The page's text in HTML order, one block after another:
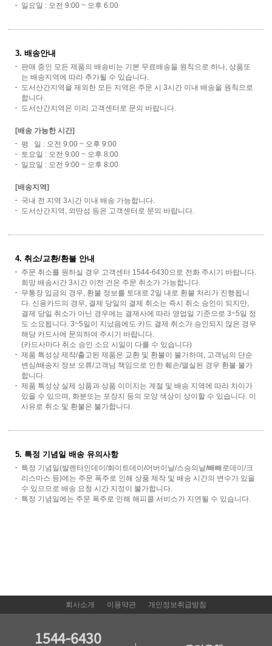
일요일 : 오전 9:00 ~ 오후 6:00
3. 배송안내
판매 중인 모든 제품의 배송비는 기본 무료배송을 원칙으로 하나, 상품또
는 배송지역에 따라 추가될 수 있습니다.
도서산간지역을 제외한 모든 지역은 주문 시 3시간 이내 배송을 원칙으로
합니다.
도서산간지역은 미리 고객센터로 문의 바랍니다.
[배송 가능한 시간]
평 일 : 오전 9:00 ~ 오후 9:00
토요일 : 오전 9:00 ~ 오후 8:00
일요일 : 오전 9:00 ~ 오후 8:00
[배송지역]
국내 전 지역 3시간 이내 배송 가능합니다.
도서산간지역, 외딴섬 등은 고객센터로 문의 바랍니다.
4. 취소/교환/환불 안내
주문 취소를 원하실 경우 고객센터 1544-6430으로 전화 주시기 바랍니다.
희망 배송시간 3시간 이전 건은 주문 취소가 가능합니다.
무통장 입금의 경우, 환불 정보를 토대로 2일 내로 환불 처리가 진행됩니
다. 신용카드의 경우, 결제 당일의 결제 취소는 즉시 취소 승인이 되지만,
결제 당일 취소가 아닌 경우에는 결제사에 따라 영업일 기준으로 3~5일 정
도 소요됩니다. 3~5일이 지났음에도 카드 결제 취소가 승인되지 않은 경우
해당 카드사에 문의하여 주시기 바랍니다.
(카드사마다 취소 승인 소요 시일이 다를 수 있습니다)
제품 특성상 제작/출고된 제품은 교환 및 환불이 불가하며, 고객님의 단순
변심/배송지 정보 오류/고객님 책임으로 인한 훼손/멸실된 경우 환불 불가
합니다.
제품 특성상 실제 상품과 상품 이미지는 계절 및 배송 지역에 따라 차이가
있을 수 있으며, 화분또는 포장지 등의 모양 색상이 상이할 수 있습니다. 이
사유로 취소 및 환불은 불가합니다.
5. 특정 기념일 배송 유의사항
특정 기념일(발렌타인데이/화이트데이/어버이날/스승의날/빼빼로데이/크
리스마스 등)에는 주문 폭주로 인해 상품 제작 및 배송 시간의 변수가 있을
수 있으므로 배송 요청 시간 지정이 불가합니다.
특정 기념일에는 주문 폭주로 인해 해피콜 서비스가 지연될 수 있습니다.
회사소개 이용약관 개인정보취급방침
1544-6430